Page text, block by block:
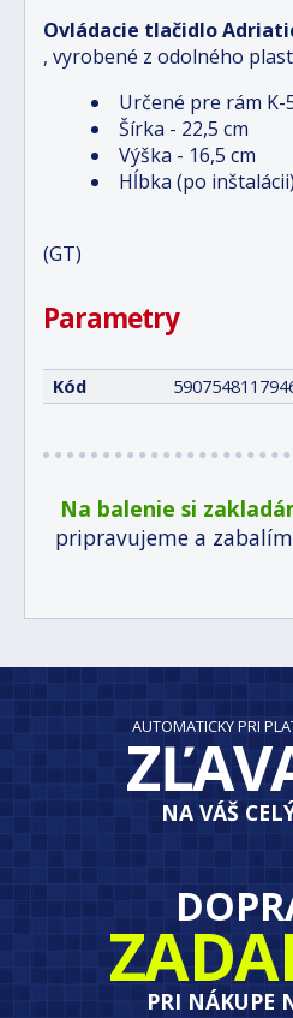
Ovládacie tlačidlo
, vyrobené z odolného
Určené pre rám K-
Šírka - 22,5 cm
Výška - 16,5 cm
Hĺbka (po
(GT)
Parametry
Kód
Na balenie si
pripravujeme a
AUTOMATICKY PRI
NA VÁŠ
PRI NÁKUPE